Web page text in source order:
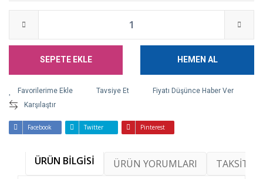
SEPETE EKLE HEMEN AL
Tavsiye Et
Fiyatı Düşünce Haber Ver
Karşılaştır
Facebook Twitter Pinterest
ÜRÜN BİLGİSİ ÜRÜN YORUMLARI TAKSİT